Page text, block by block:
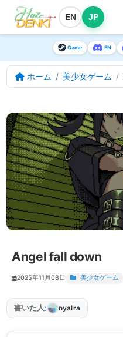
EN JP
Game EN
ホーム 美少女ゲーム
Angel fall down
2025年11月08日 美少女ゲーム
書いた人 : nyalra